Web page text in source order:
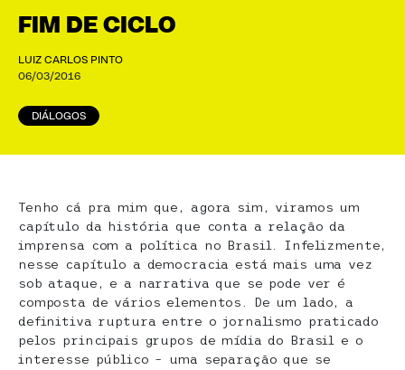
FIM DE CICLO
LUIZ CARLOS PINTO
06/03/2016
DIÁLOGOS
Tenho cá pra mim que, agora sim, viramos um
capítulo da história que conta a relação da
imprensa com a política no Brasil. Infelizmente,
nesse capítulo a democracia está mais uma vez
sob ataque, e a narrativa que se pode ver é
composta de vários elementos. De um lado, a
definitiva ruptura entre o jornalismo praticado
pelos principais grupos de mídia do Brasil e o
interesse público – uma separação que se